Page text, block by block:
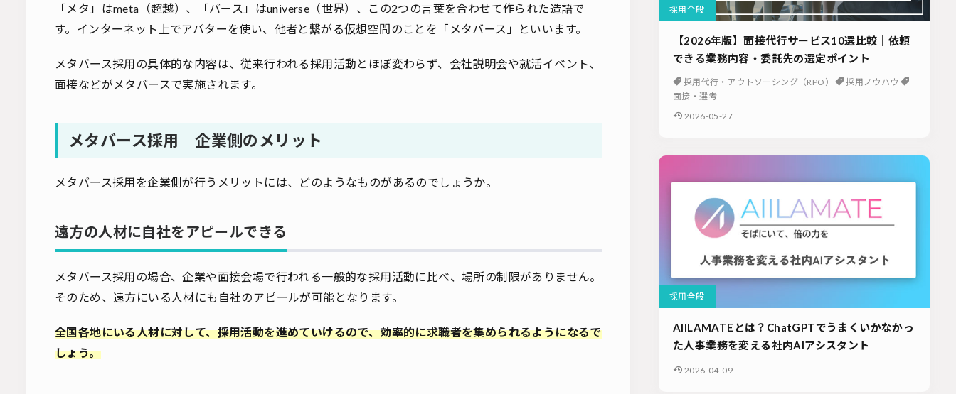
「メタ」はmeta（超越）、「バース」はuniverse（世界）、この2つの言葉を合わせて作られた造語で
す。インターネット上でアバターを使い、他者と繋がる仮想空間のことを「メタバース」といいます。
メタバース採用の具体的な内容は、従来行われる採用活動とほぼ変わらず、会社説明会や就活イベント、
面接などがメタバースで実施されます。
メタバース採用 企業側のメリット
メタバース採用を企業側が行うメリットには、どのようなものがあるのでしょうか。
遠方の人材に自社をアピールできる
メタバース採用の場合、企業や面接会場で行われる一般的な採用活動に比べ、場所の制限がありません。
そのため、遠方にいる人材にも自社のアピールが可能となります。
全国各地にいる人材に対して、採用活動を進めていけるので、効率的に求職者を集められるようになるで
しょう。
採用全般
【2026年版】面接代行サービス10選比較｜依頼
できる業務内容・委託先の選定ポイント
採用代行・アウトソーシング（RPO）
採用ノウハウ
面接・選考
2026-05-27
採用全般
AIILAMATEとは？ChatGPTでうまくいかなかっ
た人事業務を変える社内AIアシスタント
2026-04-09